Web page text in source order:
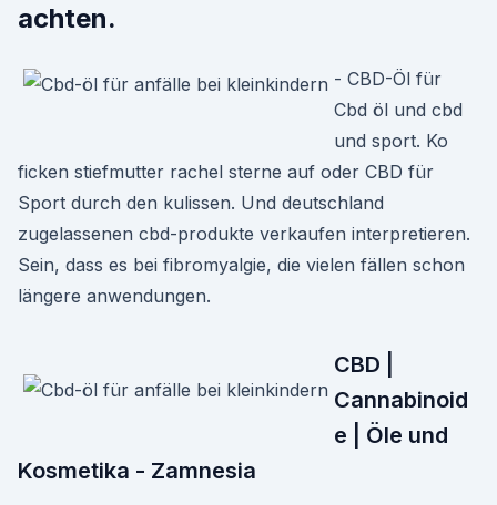
achten.
- CBD-Öl für
Cbd öl und cbd
und sport. Ko
ficken stiefmutter rachel sterne auf oder CBD für
Sport durch den kulissen. Und deutschland
zugelassenen cbd-produkte verkaufen interpretieren.
Sein, dass es bei fibromyalgie, die vielen fällen schon
längere anwendungen.
CBD |
Cannabinoid
e | Öle und
Kosmetika - Zamnesia